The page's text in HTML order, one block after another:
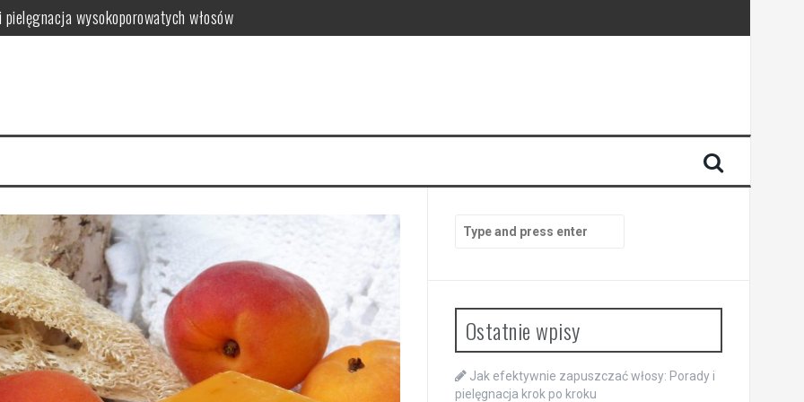
wysokoporowatych włosów
dla skóry
farbowaniu?
pielęgnacja krok po kroku
for:
Ostatnie wpisy
Jak efektywnie zapuszczać włosy: Porady i
pielęgnacja krok po kroku